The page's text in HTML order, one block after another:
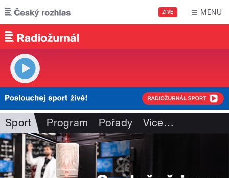
Přejít k hlavnímu obsahu
ŽIVĚ MENU
Sport Program Pořady Více…